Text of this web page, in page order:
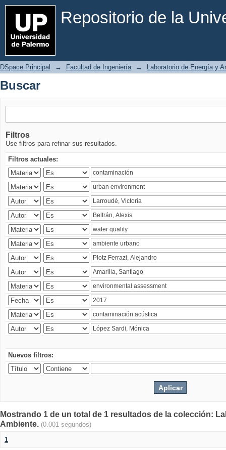
Repositorio de la
Buscar
DSpace Principal → Facultad de Ingeniería → Laboratorio de Energía y
Buscar
Filtros
Use filtros para refinar sus resultados.
Filtros actuales:
Nuevos filtros:
Mostrando 1 de un total de 1 resultados de la colección:
Ambiente. (0.001 segundos)
1